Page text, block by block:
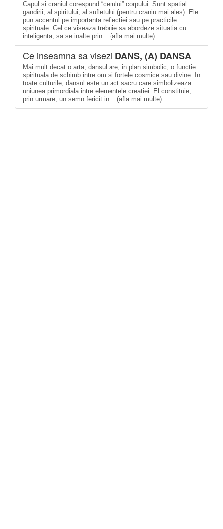
Capul si craniul corespund “cerului” corpului. Sunt spatial
gandirii, al spiritului, al sufletului (pentru craniu mai ales). Ele
pun accentul pe importanta reflectiei sau pe practicile
spirituale. Cel ce viseaza trebuie sa abordeze situatia cu
inteligenta, sa se inalte prin... (afla mai multe)
Ce inseamna sa visezi DANS, (A) DANSA
Mai mult decat o arta, dansul are, in plan simbolic, o functie
spirituala de schimb intre om si fortele cosmice sau divine. In
toate culturile, dansul este un act sacru care simbolizeaza
uniunea primordiala intre elementele creatiei. El constituie,
prin urmare, un semn fericit in... (afla mai multe)